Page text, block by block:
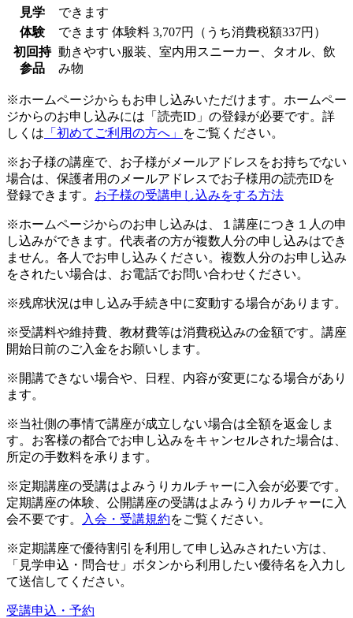
見学
できます
体験
できます 体験料 3,707円（うち消費税額337円）
初回持
参品
動きやすい服装、室内用スニーカー、タオル、飲
み物
※ホームページからもお申し込みいただけます。ホームペー
ジからのお申し込みには「読売ID」の登録が必要です。詳
しくは 「初めてご利用の方へ」 をご覧ください。
※お子様の講座で、お子様がメールアドレスをお持ちでない
場合は、保護者用のメールアドレスでお子様用の読売IDを
登録できます。 お子様の受講申し込みをする方法
※ホームページからのお申し込みは、１講座につき１人の申
し込みができます。代表者の方が複数人分の申し込みはでき
ません。各人でお申し込みください。複数人分のお申し込み
をされたい場合は、お電話でお問い合わせください。
※残席状況は申し込み手続き中に変動する場合があります。
※受講料や維持費、教材費等は消費税込みの金額です。講座
開始日前のご入金をお願いします。
※開講できない場合や、日程、内容が変更になる場合があり
ます。
※当社側の事情で講座が成立しない場合は全額を返金しま
す。お客様の都合でお申し込みをキャンセルされた場合は、
所定の手数料を承ります。
※定期講座の受講はよみうりカルチャーに入会が必要です。
定期講座の体験、公開講座の受講はよみうりカルチャーに入
会不要です。
入会・受講規約をご覧ください。
※定期講座で優待割引を利用して申し込みされたい方は、
「見学申込・問合せ」ボタンから利用したい優待名を入力し
て送信してください。
受講申込・予約